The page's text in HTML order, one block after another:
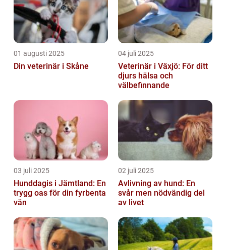
01 augusti 2025
Din veterinär i Skåne
04 juli 2025
Veterinär i Växjö: För ditt
djurs hälsa och
välbefinnande
03 juli 2025
Hunddagis i Jämtland: En
trygg oas för din fyrbenta
vän
02 juli 2025
Avlivning av hund: En
svår men nödvändig del
av livet